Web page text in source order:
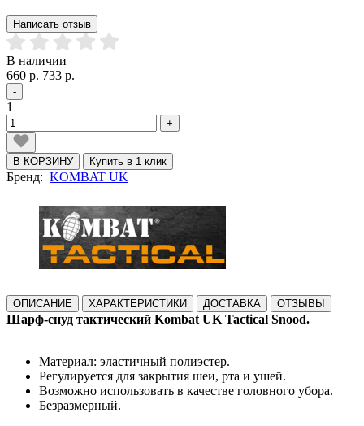
Написать отзыв
В наличии
660 р. 733 р.
-
1
+
В КОРЗИНУ Купить в 1 клик
Бренд: KOMBAT UK
ОПИСАНИЕ ХАРАКТЕРИСТИКИ ДОСТАВКА ОТЗЫВЫ
Шарф-снуд тактический Kombat UK Tactical Snood.
Материал: эластичный полиэстер.
Регулируется для закрытия шеи, рта и ушей.
Возможно использовать в качестве головного убора.
Безразмерный.